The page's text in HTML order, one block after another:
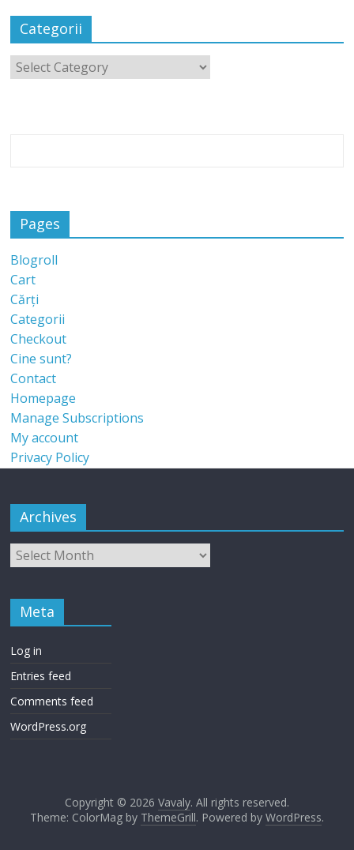
Categorii
Pages
Blogroll
Cart
Cărți
Categorii
Checkout
Cine sunt?
Contact
Homepage
Manage Subscriptions
My account
Privacy Policy
Archives
Meta
Log in
Entries feed
Comments feed
WordPress.org
Copyright © 2026 Vavaly. All rights reserved.
Theme: ColorMag by ThemeGrill. Powered by WordPress.